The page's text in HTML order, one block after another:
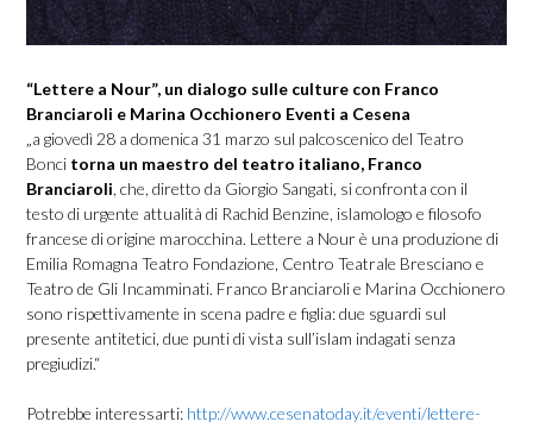
“Lettere a Nour”, un dialogo sulle culture con Franco
Branciaroli e Marina Occhionero Eventi a Cesena
„a giovedì 28 a domenica 31 marzo sul palcoscenico del Teatro
Bonci torna un maestro del teatro italiano, Franco
Branciaroli, che, diretto da Giorgio Sangati, si confronta con il
testo di urgente attualità di Rachid Benzine, islamologo e filosofo
francese di origine marocchina. Lettere a Nour è una produzione di
Emilia Romagna Teatro Fondazione, Centro Teatrale Bresciano e
Teatro de Gli Incamminati. Franco Branciaroli e Marina Occhionero
sono rispettivamente in scena padre e figlia: due sguardi sul
presente antitetici, due punti di vista sull’islam indagati senza
pregiudizi.“
Potrebbe interessarti: http://www.cesenatoday.it/eventi/lettere-